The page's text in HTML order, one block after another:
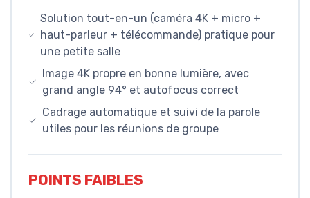
Solution tout-en-un (caméra 4K + micro +
haut-parleur + télécommande) pratique pour
une petite salle
Image 4K propre en bonne lumière, avec
grand angle 94° et autofocus correct
Cadrage automatique et suivi de la parole
utiles pour les réunions de groupe
POINTS FAIBLES